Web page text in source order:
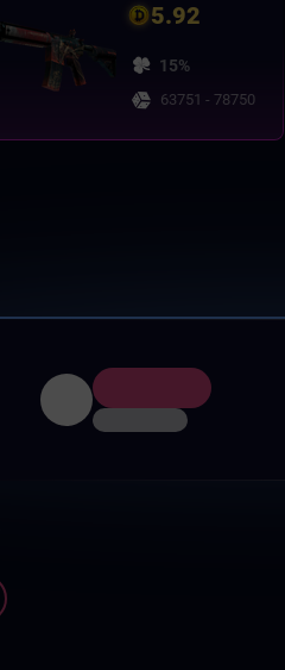
5.92
15%
63751 - 78750